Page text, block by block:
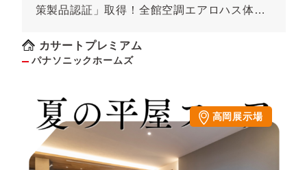
策製品認証」取得！全館空調エアロハス体感
カサートプレミアム
パナソニックホームズ
高岡展示場